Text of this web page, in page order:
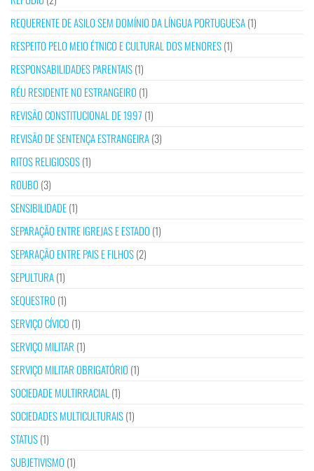
REQUERENTE DE ASILO SEM DOMÍNIO DA LÍNGUA PORTUGUESA(1)
RESPEITO PELO MEIO ÉTNICO E CULTURAL DOS MENORES(1)
RESPONSABILIDADES PARENTAIS(1)
RÉU RESIDENTE NO ESTRANGEIRO (1)
REVISÃO CONSTITUCIONAL DE 1997 (1)
REVISÃO DE SENTENÇA ESTRANGEIRA(3)
RITOS RELIGIOSOS(1)
ROUBO (3)
SENSIBILIDADE(1)
SEPARAÇÃO ENTRE IGREJAS E ESTADO (1)
SEPARAÇÃO ENTRE PAIS E FILHOS(2)
SEPULTURA(1)
SEQUESTRO (1)
SERVIÇO CÍVICO (1)
SERVIÇO MILITAR (1)
SERVIÇO MILITAR OBRIGATÓRIO (1)
SOCIEDADE MULTIRRACIAL (1)
SOCIEDADES MULTICULTURAIS(1)
STATUS(1)
SUBJETIVISMO (1)